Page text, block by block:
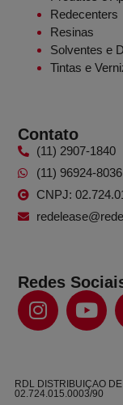
Redecenters
Resinas
Solventes e
Tintas e
Contato
(11) 2907-1840
(11) 96924-8036
CNPJ:
Redes
RDL DISTRIBUIÇAO
02.724.015.0003/90